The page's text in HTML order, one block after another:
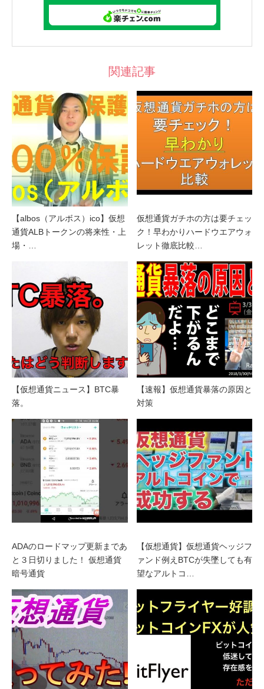
関連記事
【albos（アルボス）ico】仮想
通貨ALBトークンの将来性・上
場・…
仮想通貨ガチホの方は要チェッ
ク！早わかりハードウエアウォ
レット徹底比較…
【仮想通貨ニュース】BTC暴
落。
【速報】仮想通貨暴落の原因と
対策
ADAのロードマップ更新まであ
と３日切りました！ 仮想通貨
暗号通貨
【仮想通貨】仮想通貨ヘッジフ
ァンド例えBTCが失墜しても有
望なアルトコ…